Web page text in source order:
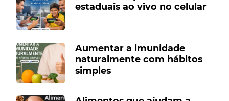
estaduais ao vivo no celular
Aumentar a imunidade
naturalmente com hábitos
simples